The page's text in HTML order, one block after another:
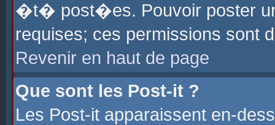
�t� post�es. Pouvoir poster
requises; ces permissions sont
Revenir en haut de page
Que sont les Post-it ?
Les Post-it apparaissent en-